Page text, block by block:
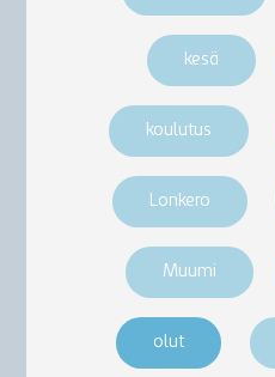
kesä
koulutus
Lonkero
Muumi
olut